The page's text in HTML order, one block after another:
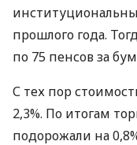
прошлого года.
по 75 пенсов за
С тех пор
2,3%. По итогам
подорожали на